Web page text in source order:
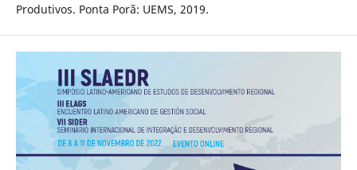
Produtivos. Ponta Porã: UEMS, 2019.